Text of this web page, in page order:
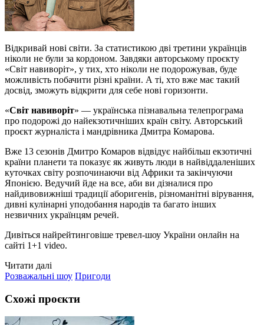
Відкривай нові світи. За статистикою дві третини українців
ніколи не були за кордоном. Завдяки авторському проєкту
«Світ навиворіт», у тих, хто ніколи не подорожував, буде
можливість побачити різні країни. А ті, хто вже має такий
досвід, зможуть відкрити для себе нові горизонти.
«Світ навиворіт» — українська пізнавальна телепрограма
про подорожі до найекзотичніших країн світу. Авторський
проєкт журналіста і мандрівника Дмитра Комарова.
Вже 13 сезонів Дмитро Комаров відвідує найбільш екзотичні
країни планети та показує як живуть люди в найвіддаленіших
куточках світу розпочинаючи від Африки та закінчуючи
Японією. Ведучий йде на все, аби ви дізналися про
найдивовижніші традиції аборигенів, різноманітні вірування,
дивні кулінарні уподобання народів та багато інших
незвичних українцям речей.
Дивіться найрейтинговіше тревел-шоу України онлайн на
сайті 1+1 video.
Читати далі
Розважальні шоу Пригоди
Схожі проєкти